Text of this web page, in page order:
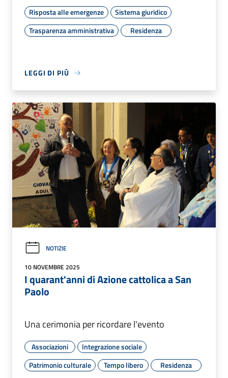
Risposta alle emergenze
Sistema giuridico
Trasparenza amministrativa
Residenza
LEGGI DI PIÙ
NOTIZIE
10 NOVEMBRE 2025
I quarant'anni di Azione cattolica a San
Paolo
Una cerimonia per ricordare l'evento
Associazioni
Integrazione sociale
Patrimonio culturale
Tempo libero Residenza